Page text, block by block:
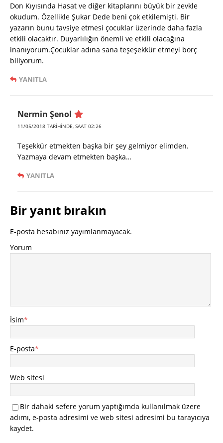
Don Kıyısında Hasat ve diğer kitaplarını büyük bir zevkle
okudum. Özellikle Şukar Dede beni çok etkilemişti. Bir
yazarın bunu tavsiye etmesi çocuklar üzerinde daha fazla
etkili olacaktır. Duyarlılığın önemli ve etkili olacağına
inanıyorum.Çocuklar adına sana teşeşekkür etmeyi borç
biliyorum.
YANITLA
Nermin Şenol
11/05/2018 TARIHINDE, SAAT 02:26
Teşekkür etmekten başka bir şey gelmiyor elimden.
Yazmaya devam etmekten başka…
YANITLA
Bir yanıt bırakın
E-posta hesabınız yayımlanmayacak.
Yorum
İsim*
E-posta*
Web sitesi
Bir dahaki sefere yorum yaptığımda kullanılmak üzere
adımı, e-posta adresimi ve web sitesi adresimi bu tarayıcıya
kaydet.